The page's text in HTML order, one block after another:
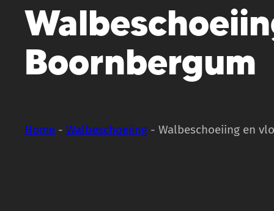
Boornbergum
Home - Walbeschoeiing - Walbeschoeiing en